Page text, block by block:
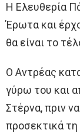
Η Ελευθερία
Έρωτα και
θα είναι το
Ο Αντρέας
γύρω του και
Στέρνα, πριν
προσεκτικά